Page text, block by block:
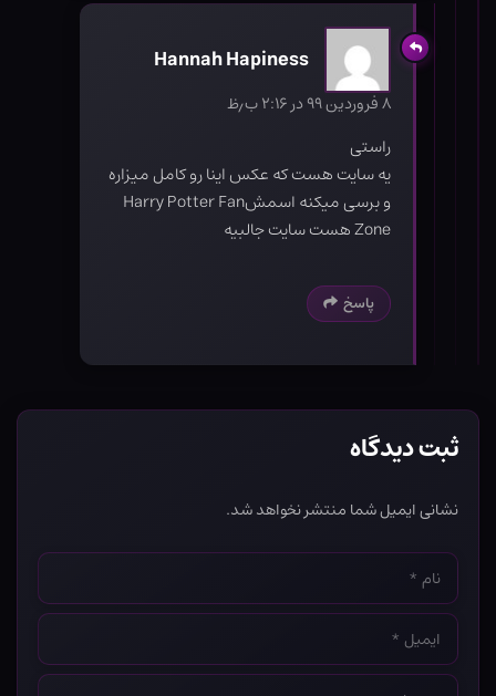
Hannah Hapiness
۸ فروردین ۹۹ در ۲:۱۶ ب٫ظ
راستی
یه سایت هست که عکس اینا رو کامل میزاره
و برسی میکنه اسمشHarry Potter Fan
Zone هست سایت جالبیه
پاسخ
ثبت دیدگاه
نشانی ایمیل شما منتشر نخواهد شد.
نام
*
ایمیل
*
وب‌سایت